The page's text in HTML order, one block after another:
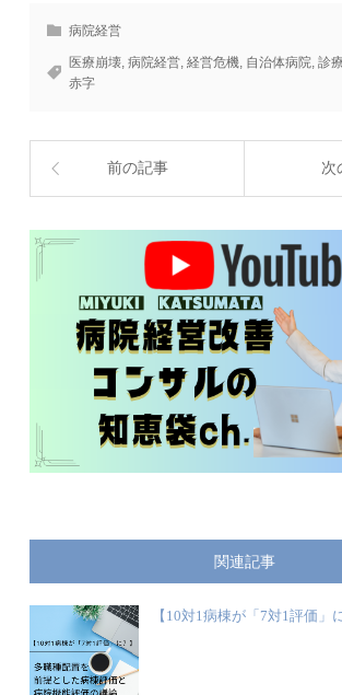
病院経営
医療崩壊,病院経営,経営危機, 自治体病院,診
赤字
前の記事 次
関連記事
【10対1病棟が「7対1評価」